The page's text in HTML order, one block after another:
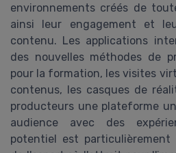
environnements créés de
ainsi leur engagement et
contenu. Les applications
des nouvelles méthodes de
pour la formation, les visites
contenus, les casques de
producteurs une plateforme
audience avec des
potentiel est